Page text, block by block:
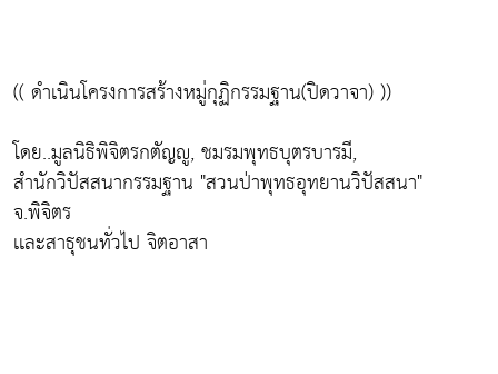
(( ดำเนินโครงการสร้างหมู่กุฏิกรรมฐาน(ปิดวาจา) ))
โดย..มูลนิธิพิจิตรกตัญญู, ชมรมพุทธบุตรบารมี,
สำนักวิปัสสนากรรมฐาน "สวนป่าพุทธอุทยานวิปัสสนา"
จ.พิจิตร
เเละสาธุชนทั่วไป จิตอาสา